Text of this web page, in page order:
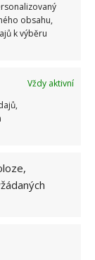
obsahu,
k výběru
Vždy aktivní
doprava a